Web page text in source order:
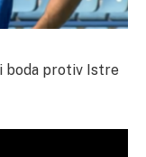
boda protiv Istre